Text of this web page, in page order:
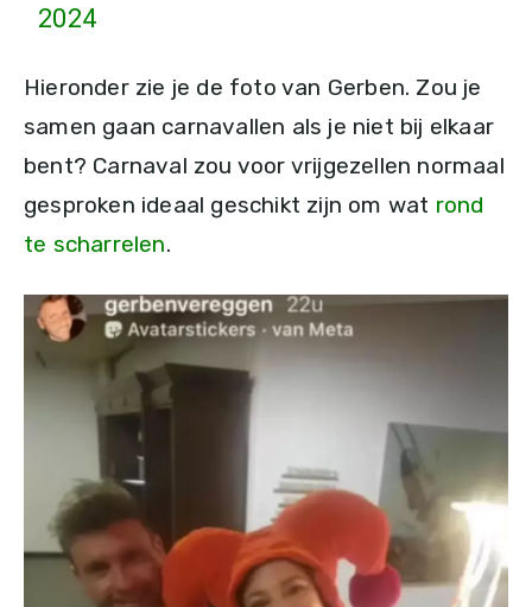
2024
Hieronder zie je de foto van Gerben. Zou je
samen gaan carnavallen als je niet bij elkaar
bent? Carnaval zou voor vrijgezellen normaal
gesproken ideaal geschikt zijn om wat rond
te scharrelen.